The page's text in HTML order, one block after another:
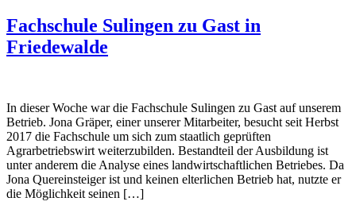
Fachschule Sulingen zu Gast in
Friedewalde
In dieser Woche war die Fachschule Sulingen zu Gast auf unserem
Betrieb. Jona Gräper, einer unserer Mitarbeiter, besucht seit Herbst
2017 die Fachschule um sich zum staatlich geprüften
Agrarbetriebswirt weiterzubilden. Bestandteil der Ausbildung ist
unter anderem die Analyse eines landwirtschaftlichen Betriebes. Da
Jona Quereinsteiger ist und keinen elterlichen Betrieb hat, nutzte er
die Möglichkeit seinen […]